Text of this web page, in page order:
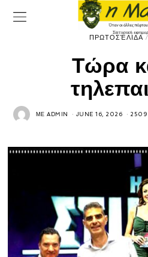
ΠΡΩΤΟΣΈΛΙΔΑ /
Τώρα
ΜΕADMIN JUNE 16, 2026